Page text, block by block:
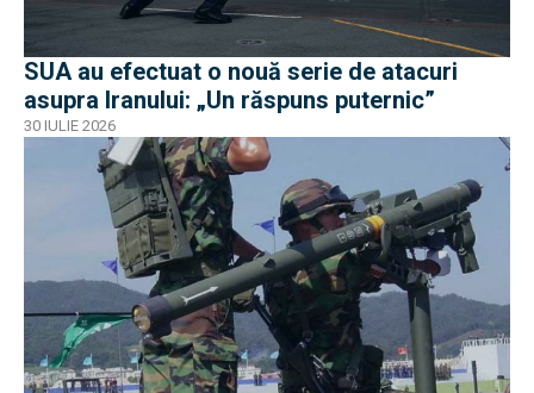
SUA au efectuat o nouă serie de atacuri
asupra Iranului: „Un răspuns puternic”
30 IULIE 2026